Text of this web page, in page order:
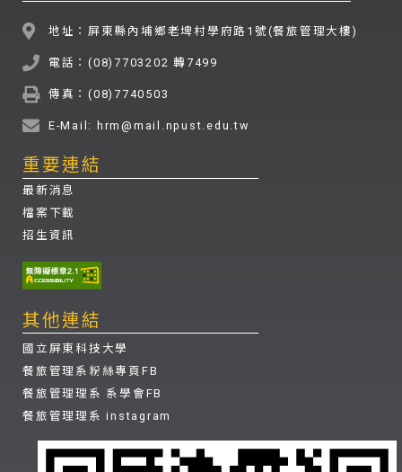
地址：屏東縣內埔鄉老埤村學府路1號(餐旅管理大樓)
電話：(08)7703202 轉7499
傳真：(08)7740503
E-Mail: hrm@mail.npust.edu.tw
重要連結
最新消息
檔案下載
招生資訊
其他連結
國立屏東科技大學
餐旅管理系粉絲專頁FB
餐旅管理理系 系學會FB
餐旅管理理系 instagram